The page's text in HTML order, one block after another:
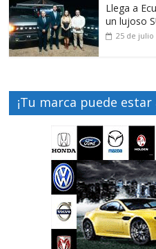
Llega a
un lujoso
25 de julio
¡Tu marca puede estar